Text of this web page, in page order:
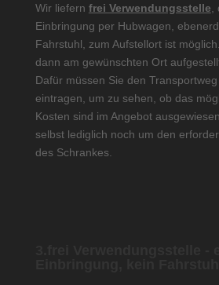
Wir liefern frei Verwendungsstelle
Einbringung per Hubwagen,
Fahrstuhl, zum Aufstellort ist
dann am gewünschten Ort
Dafür müssen Sie den
eintragen, um zu sehen, ob das
Kosten sind im Angebot
selbst lediglich noch um den
des Schrankes.